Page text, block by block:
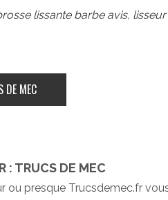
lissante barbe avis,
DE MEC
: TRUCS DE MEC
ou presque Trucsdemec.fr